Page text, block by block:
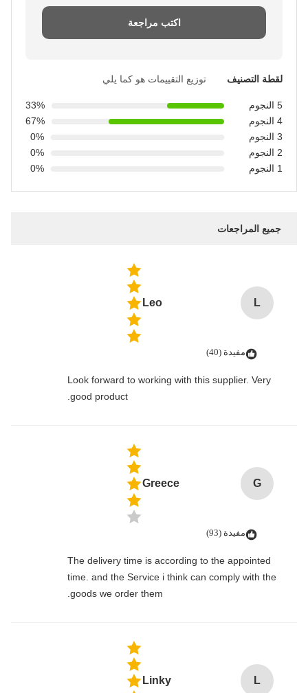
اكتب مراجعة
لقطة التصنيف توزيع التقييمات هو كما يلي
5 النجوم
33%
4 النجوم
67%
3 النجوم
0%
2 النجوم
0%
1 النجوم
0%
جميع المراجعات
L
Leo
مفيدة (40)
Look forward to working with this supplier. Very
good product.
G
Greece
مفيدة (93)
The delivery time is according to the appointed
time. and the Service i think can comply with the
goods we order them.
L
Linky